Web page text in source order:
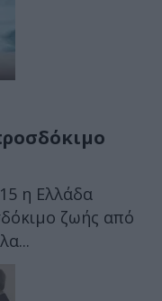
η Ελλάδα
ζωής από